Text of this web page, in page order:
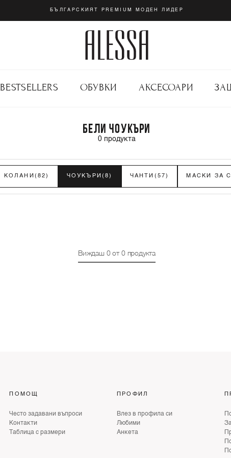
БЪЛГАРСКИЯТ PREMIUM МОДЕН ЛИДЕР
BESTSELLERS ОБУВКИ АКСЕСОАРИ
БЕЛИ ЧОУКЪРИ
0 продукта
КОЛАНИ(82) ЧОУКЪРИ(8) ЧАНТИ (57) МАСКИ ЗА
Виждаш 0от 0продукта
ПОМОЩ
Често задавани въпроси
Контакти
Таблица с размери
ПРОФИЛ
Влез в профила си
Любими
Анкета